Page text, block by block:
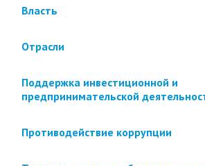
Власть
Отрасли
Поддержка инвестиционной и
предпринимательской
Противодействие коррупции